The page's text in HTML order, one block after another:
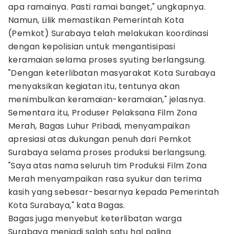
apa ramainya. Pasti ramai banget," ungkapnya.
Namun, Lilik memastikan Pemerintah Kota
(Pemkot) Surabaya telah melakukan koordinasi
dengan kepolisian untuk mengantisipasi
keramaian selama proses syuting berlangsung.
"Dengan keterlibatan masyarakat Kota Surabaya
menyaksikan kegiatan itu, tentunya akan
menimbulkan keramaian-keramaian," jelasnya.
Sementara itu, Produser Pelaksana Film Zona
Merah, Bagas Luhur Pribadi, menyampaikan
apresiasi atas dukungan penuh dari Pemkot
Surabaya selama proses produksi berlangsung.
"Saya atas nama seluruh tim Produksi Film Zona
Merah menyampaikan rasa syukur dan terima
kasih yang sebesar-besarnya kepada Pemerintah
Kota Surabaya," kata Bagas.
Bagas juga menyebut keterlibatan warga